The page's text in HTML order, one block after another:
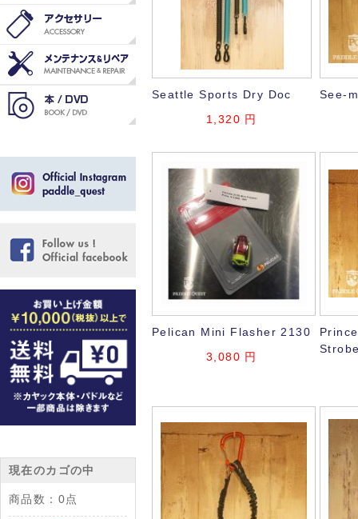
現在のカゴの中
商品数： 0点
Seattle Sports Dry Doc
1,320 円
See-
Pelican Mini Flasher 2130
3,080 円